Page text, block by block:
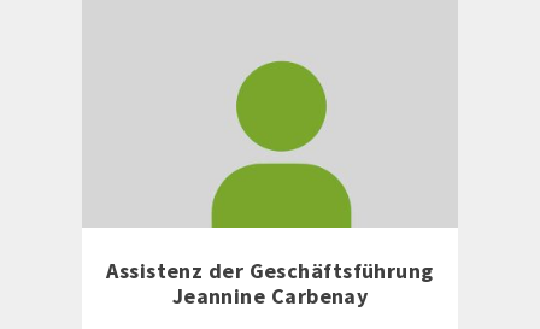
Assistenz der Geschäftsführung
Jeannine Carbenay